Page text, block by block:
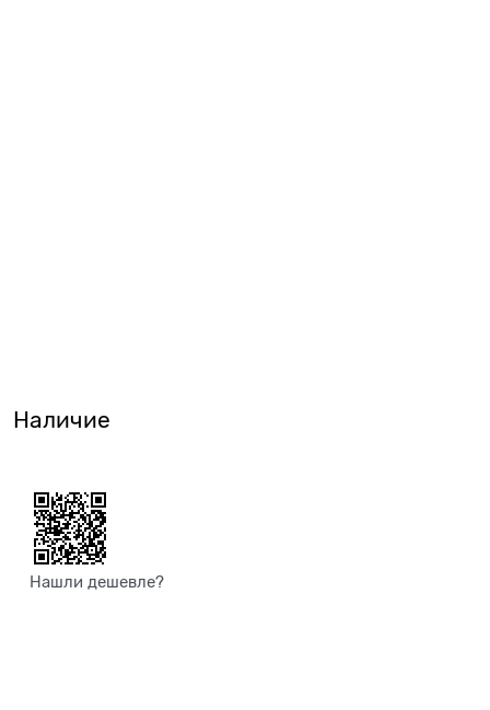
Наличие
Нашли дешевле?